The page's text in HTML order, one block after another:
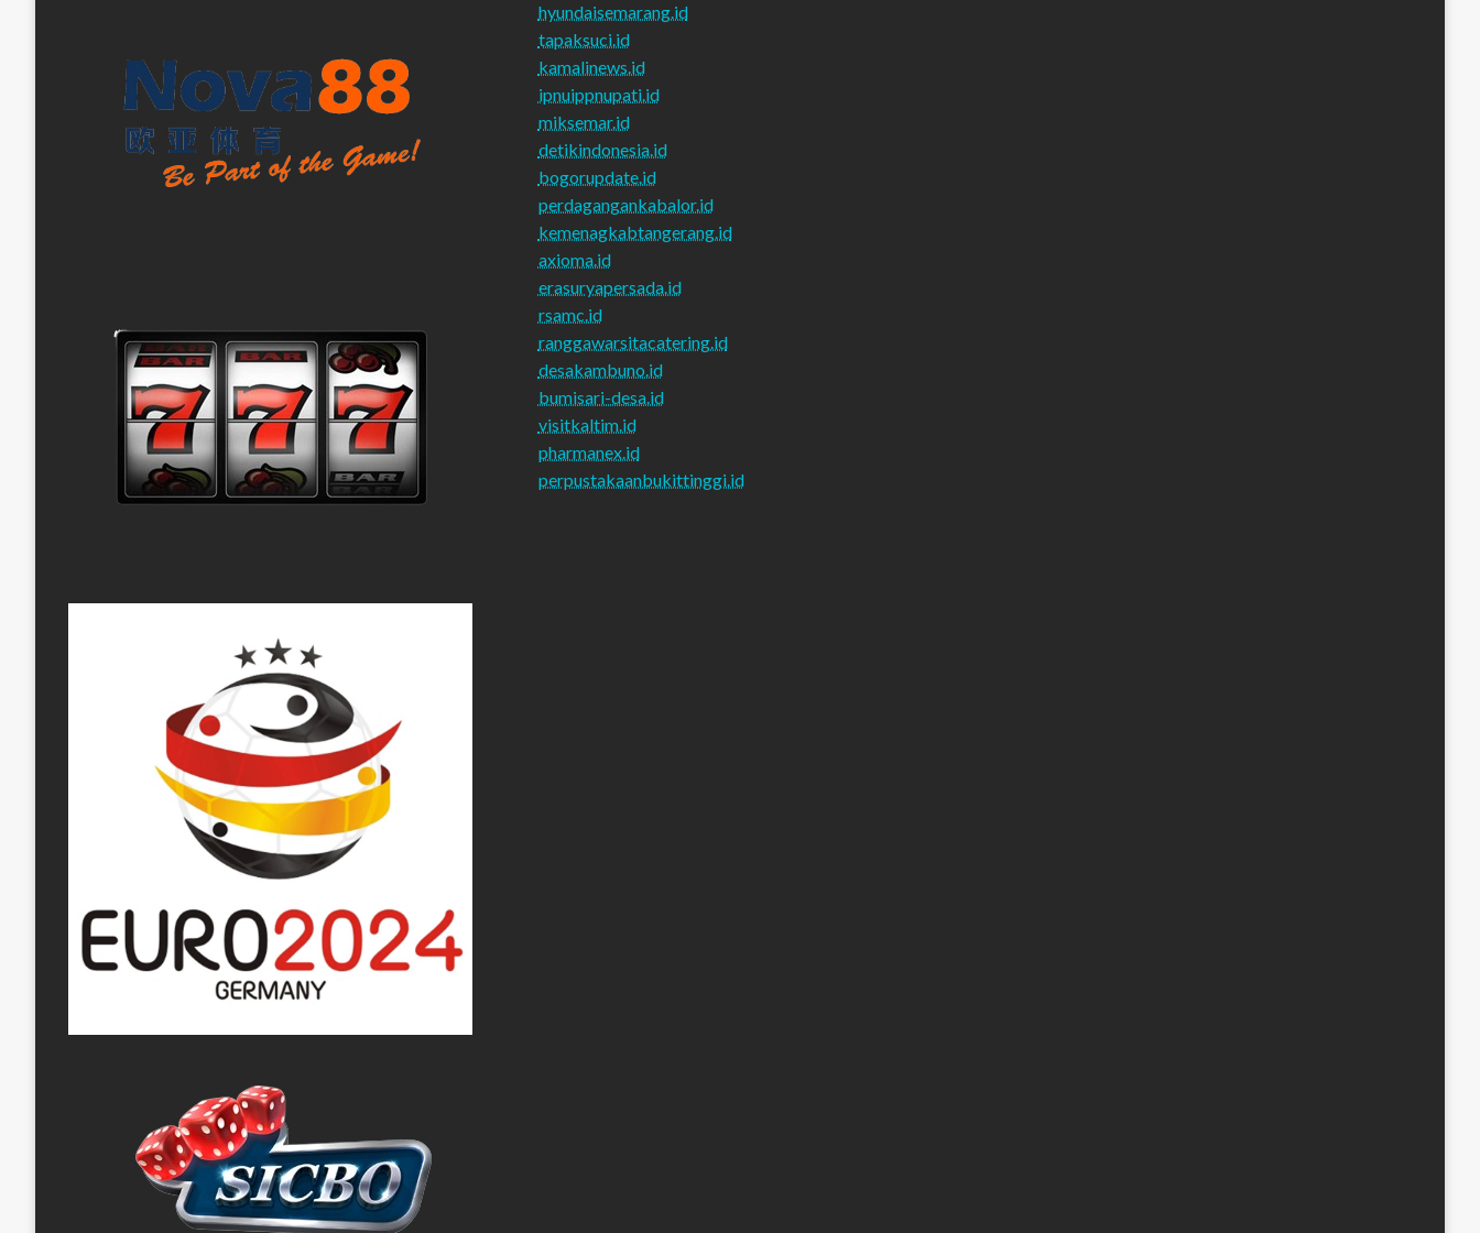
hyundaisemarang.id
tapaksuci.id
kamalinews.id
ipnuippnupati.id
miksemar.id
detikindonesia.id
bogorupdate.id
perdagangankabalor.id
kemenagkabtangerang.id
axioma.id
erasuryapersada.id
rsamc.id
ranggawarsitacatering.id
desakambuno.id
bumisari-desa.id
visitkaltim.id
pharmanex.id
perpustakaanbukittinggi.id